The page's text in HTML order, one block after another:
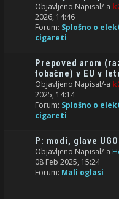
Objavljeno Napisal/-a
2026, 14:46
Forum: Splošno o
cigareti
Prepoved arom
tobačne) v EU v
Objavljeno Napisal/-a
2025, 14:14
Forum: Splošno o
cigareti
P: modi, glave
Objavljeno Napisal/-a
08 Feb 2025, 15:24
Forum: Mali oglasi